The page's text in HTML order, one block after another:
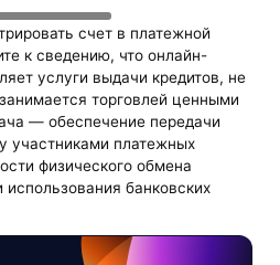
счет в платежной
к сведению, что онлайн-
услуги выдачи кредитов, не
торговлей ценными
— обеспечение передачи
участниками платежных
физического обмена
банковских